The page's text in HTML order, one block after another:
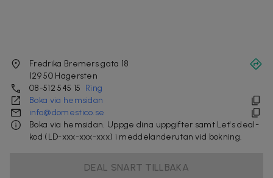
Fredrika Bremers gata 18
129 50 Hägersten
08-512 545 15 Ring
Boka via hemsidan
info@domestico.se
Boka via hemsidan. Uppge dina uppgifter samt Let's deal-
kod (LD-xxx-xxx-xxx) i meddelanderutan vid bokning.
DEAL SNART TILLBAKA